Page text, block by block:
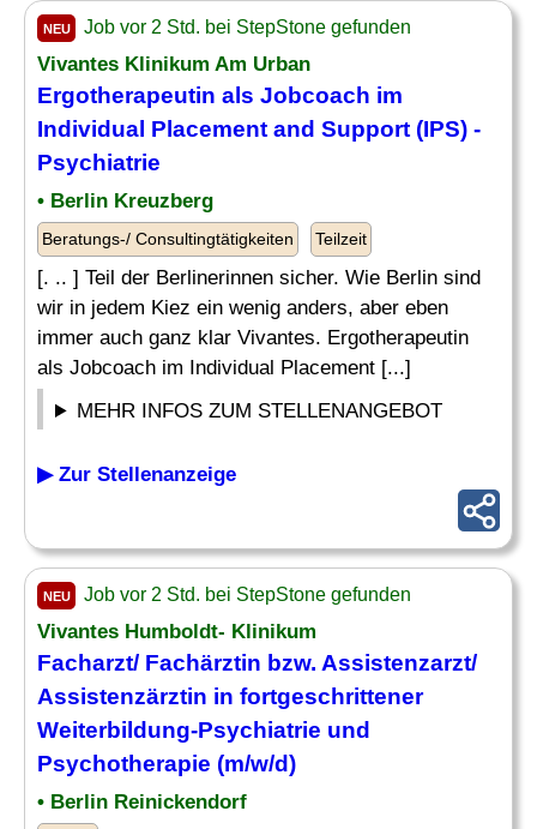
NEU Job vor 2 Std. bei StepStone gefunden
Vivantes Klinikum Am Urban
Ergotherapeutin als Jobcoach im
Individual Placement and Support (IPS) -
Psychiatrie
• Berlin Kreuzberg
Beratungs-/ Consultingtätigkeiten Teilzeit
[. .. ] Teil der Berlinerinnen sicher. Wie Berlin sind
wir in jedem Kiez ein wenig anders, aber eben
immer auch ganz klar Vivantes. Ergotherapeutin
als Jobcoach im Individual Placement [...]
MEHR INFOS ZUM STELLENANGEBOT
▶ Zur Stellenanzeige
NEU Job vor 2 Std. bei StepStone gefunden
Vivantes Humboldt- Klinikum
Facharzt/ Fachärztin bzw. Assistenzarzt/
Assistenzärztin in fortgeschrittener
Weiterbildung-Psychiatrie und
Psychotherapie (m/w/d)
• Berlin Reinickendorf